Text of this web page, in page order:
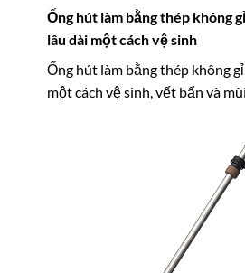
Ống hút làm bằng thép không
lâu dài một cách vệ sinh
Ống hút làm bằng thép không
một cách vệ sinh, vết bẩn và